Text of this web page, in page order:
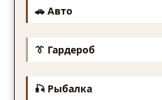
🚗 Авто
👔 Гардероб
🎣 Рыбалка